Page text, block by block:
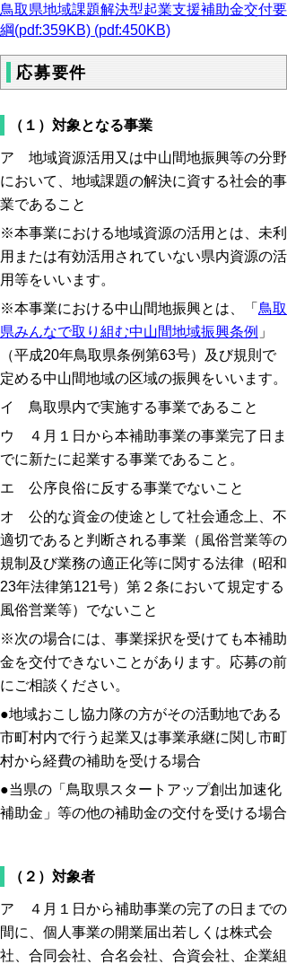
鳥取県地域課題解決型起業支援補助金交付要
綱(pdf:359KB) (pdf:450KB)
応募要件
（１）対象となる事業
ア 地域資源活用又は中山間地振興等の分野
において、地域課題の解決に資する社会的事
業であること
※本事業における地域資源の活用とは、未利
用または有効活用されていない県内資源の活
用等をいいます。
※本事業における中山間地振興とは、「 鳥取
県みんなで取り組む中山間地域振興条例 」
（平成20年鳥取県条例第63号）及び規則で
定める中山間地域の区域の振興をいいます。
イ 鳥取県内で実施する事業であること
ウ ４月１日から本補助事業の事業完了日ま
でに新たに起業する事業であること。
エ 公序良俗に反する事業でないこと
オ 公的な資金の使途として社会通念上、不
適切であると判断される事業（風俗営業等の
規制及び業務の適正化等に関する法律（昭和
23年法律第121号）第２条において規定する
風俗営業等）でないこと
※次の場合には、事業採択を受けても本補助
金を交付できないことがあります。応募の前
にご相談ください。
●地域おこし協力隊の方がその活動地である
市町村内で行う起業又は事業承継に関し市町
村から経費の補助を受ける場合
●当県の「鳥取県スタートアップ創出加速化
補助金」等の他の補助金の交付を受ける場合
（２）対象者
ア ４月１日から補助事業の完了の日までの
間に、個人事業の開業届出若しくは株式会
社、合同会社、合名会社、合資会社、企業組